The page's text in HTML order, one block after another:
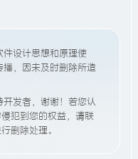
设计思想和原理使
，因未及时删除所造
发者，谢谢！若您认
犯到您的权益，请联
删除处理。